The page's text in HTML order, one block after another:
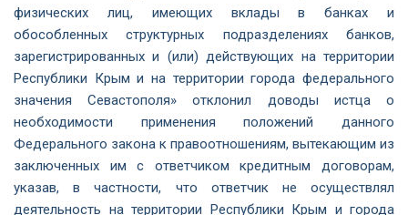
физических лиц, имеющих вклады в банках и
обособленных структурных подразделениях банков,
зарегистрированных и (или) действующих на территории
Республики Крым и на территории города федерального
значения Севастополя» отклонил доводы истца о
необходимости применения положений данного
Федерального закона к правоотношениям, вытекающим из
заключенных им с ответчиком кредитным договорам,
указав, в частности, что ответчик не осуществлял
деятельность на территории Республики Крым и города